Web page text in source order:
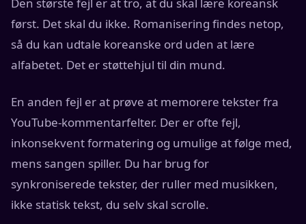
først. Det skal du ikke. Romanisering findes netop,
så du kan udtale koreanske ord uden at lære
alfabetet. Det er støttehjul til din mund.
En anden fejl er at prøve at memorere tekster fra
YouTube-kommentarfelter. Der er ofte fejl,
inkonsekvent formatering og umulige at følge med,
mens sangen spiller. Du har brug for
synkroniserede tekster, der ruller med musikken,
ikke statisk tekst, du selv skal scrolle.